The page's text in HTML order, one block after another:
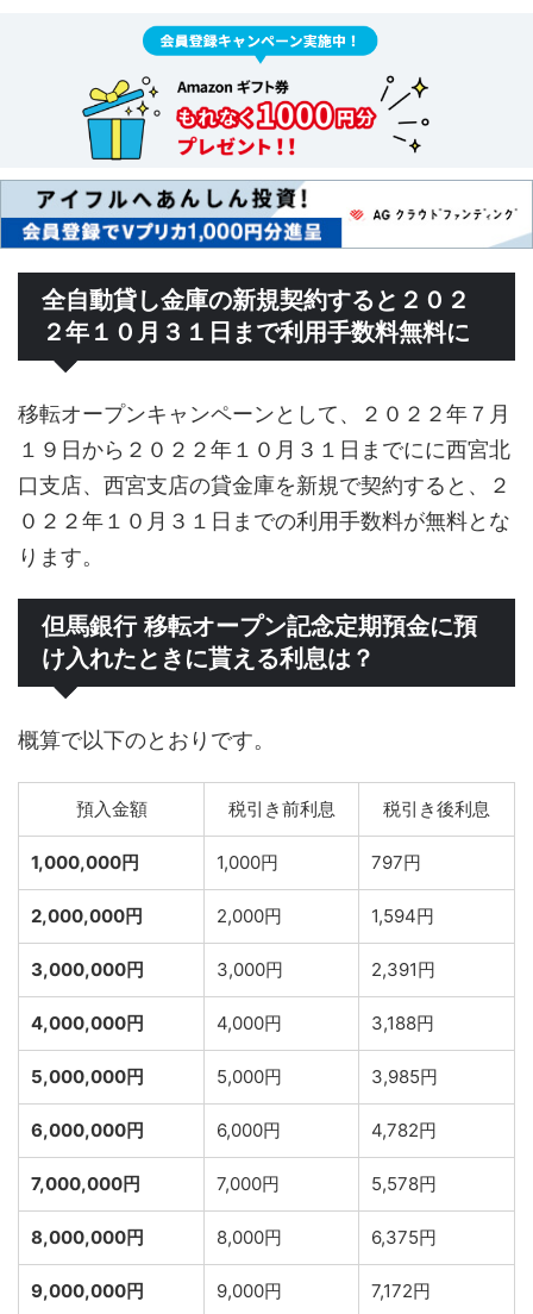
全自動貸し金庫の新規契約すると２０２
２年１０月３１日まで利用手数料無料に
移転オープンキャンペーンとして、２０２２年７月
１９日から２０２２年１０月３１日までにに西宮北
口支店、西宮支店の貸金庫を新規で契約すると、２
０２２年１０月３１日までの利用手数料が無料とな
ります。
但馬銀行 移転オープン記念定期預金に預
け入れたときに貰える利息は？
概算で以下のとおりです。
預入金額 税引き前利息 税引き後利息
1,000,000円 1,000円 797円
2,000,000円 2,000円 1,594円
3,000,000円 3,000円 2,391円
4,000,000円 4,000円 3,188円
5,000,000円 5,000円 3,985円
6,000,000円 6,000円 4,782円
7,000,000円 7,000円 5,578円
8,000,000円 8,000円 6,375円
9,000,000円 9,000円 7,172円